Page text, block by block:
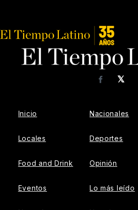
𝕏
Facebook
Inicio
Locales
Food and Drink
Eventos
Nacionales
Deportes
Opinión
Lo más leído